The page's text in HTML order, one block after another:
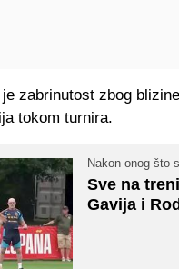
zabrinutost zbog
tokom turnira.
Nakon onog što
Sve na
Gavija i